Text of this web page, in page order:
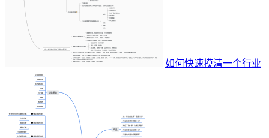
如何快速摸清一个行业